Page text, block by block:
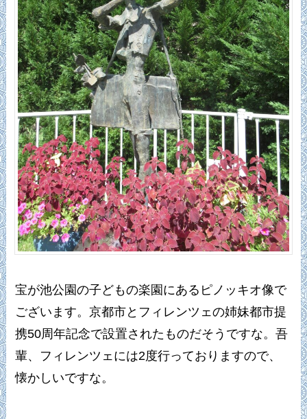
宝が池公園の子どもの楽園にあるピノッキオ像で
ございます。京都市とフィレンツェの姉妹都市提
携50周年記念で設置されたものだそうですな。吾
輩、フィレンツェには2度行っておりますので、
懐かしいですな。